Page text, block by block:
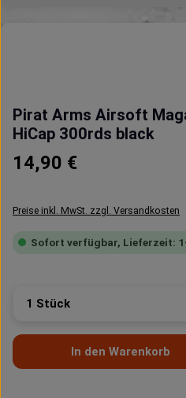
Pirat Arms Airsoft
HiCap 300rds black
Regulärer Preis:
14,90 €
Preise inkl. MwSt. zzgl. Versandkosten
Sofort verfügbar, Lieferzeit:
Produkt Anzahl: Gib den
In den Warenkorb